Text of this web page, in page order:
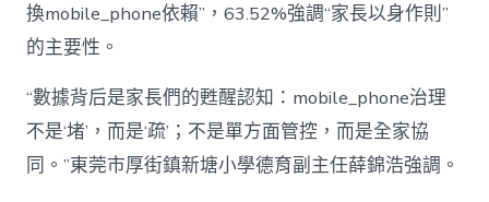
換mobile_phone依賴”，63.52%強調“家長以身作則”
的主要性。
“數據背后是家長們的甦醒認知：mobile_phone治理
不是‘堵’，而是‘疏’；不是單方面管控，而是全家協
同。”東莞市厚街鎮新塘小學德育副主任薛錦浩強調。